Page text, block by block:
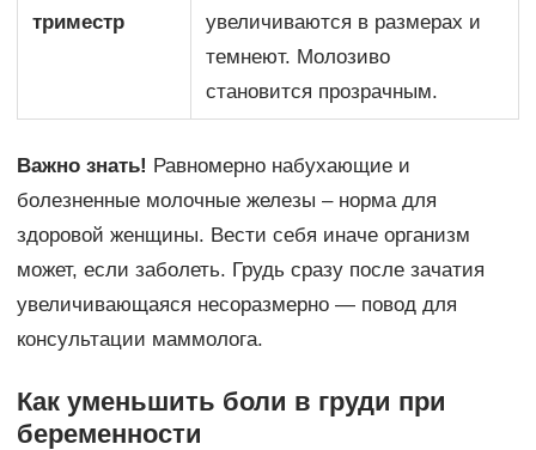
триместр
увеличиваются в размерах и
темнеют. Молозиво
становится прозрачным.
Важно знать! Равномерно набухающие и
болезненные молочные железы – норма для
здоровой женщины. Вести себя иначе организм
может, если заболеть. Грудь сразу после зачатия
увеличивающаяся несоразмерно — повод для
консультации маммолога.
Как уменьшить боли в груди при
беременности